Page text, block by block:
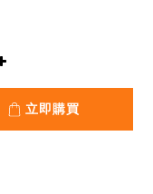
立即購買